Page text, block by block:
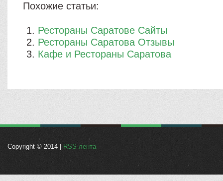
Похожие статьи:
Рестораны Саратове Сайты
Рестораны Саратова Отзывы
Кафе и Рестораны Саратова
Copyright © 2014 | RSS-лента